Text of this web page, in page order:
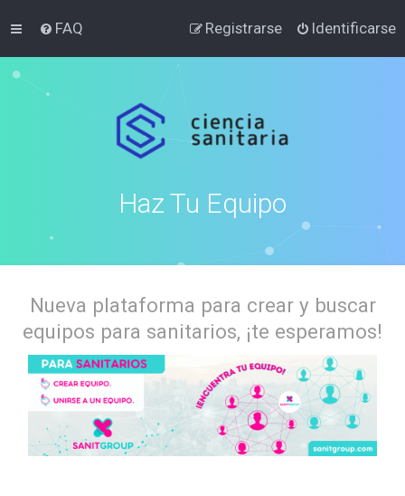
FAQ Identificarse
Registrarse
Haz Tu Equipo
Nueva plataforma para crear y buscar
equipos para sanitarios, ¡te esperamos!